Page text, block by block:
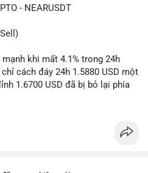
- NEARUSDT
khi mất 4.1% trong 24h
cách đáy 24h 1.5880 USD một
1.6700 USD đã bị bỏ lại phía
giao dịch 10.29 triệu NEAR